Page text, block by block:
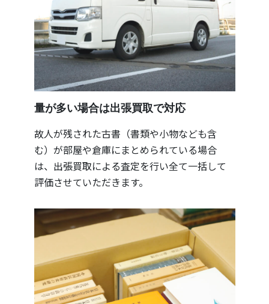
量が多い場合は出張買取で対応
故人が残された古書（書類や小物なども含
む）が部屋や倉庫にまとめられている場合
は、出張買取による査定を行い全て一括して
評価させていただきます。